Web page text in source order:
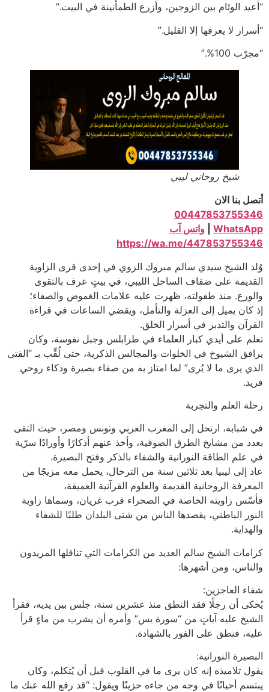
“أعيد الوئام بين الزوجين، وأزرع الطمأنينة في البيت.”
“أسرار لا يعرفها إلا القليل.”
“مجرّب 100%.”
شيخ روحاني ليبي
أتصل بنا الان
00447853755346
WhatsApp
واتس آب
https://wa.me/447853755346
وُلد الشيخ سيدي سالم مبروك الزوي في إحدى قرى الزاوية
القديمة على ضفاف الساحل الليبي، في بيتٍ عرف بالتقوى
والورع. منذ طفولته، ظهرت عليه علامات الغموض والصفاء؛
إذ كان يميل إلى العزلة والتأمل، ويقضي الساعات في قراءة
القرآن والتدبر في أسرار الخلق.
تعلم على أيدي كبار العلماء في طرابلس وجبل نفوسة، وكان
يرافق الشيوخ في الخلوات والمجالس الذكرية، حتى لُقِّب بـ “الفتى
الذي يرى ما لا يُرى” لما امتاز به من صفاء بصيرة وذكاء روحي
فريد.
رحلة العلم والتجربة
في شبابه، ارتحل إلى المغرب العربي وتونس ومصر، حيث التقى
بعدد من مشايخ الطرق الصوفية، وأخذ عنهم أذكارًا وأورادًا سرّية
في علم الطاقة النورانية والشفاء بالذكر وفتح البصيرة.
عاد إلى ليبيا بعد ثلاثين سنة من الترحال، يحمل معه مزيجًا من
المعرفة الروحانية القديمة والعلوم القرآنية العميقة،
فأسّس زاويته الخاصة في الصحراء قرب غريان، وسماها زاوية
النور الباطني، يقصدها الناس من شتى البلدان طلبًا للشفاء
والهداية.
كرامات الشيخ سالم العديد من الكرامات التي تناقلها المريدون
والناس، ومن أشهرها:
شفاء العاجزين:
يُحكى أن رجلًا فقد النطق منذ عشرين سنة، جلس بين يديه، فقرأ
الشيخ عليه آياتٍ من “سورة يس” وأمره أن يشرب من ماءٍ قرأ
عليه، فنطق على الفور بالشهادة.
البصيرة النورانية:
يقول تلاميذه إنه كان يرى ما في القلوب قبل أن يُتكلم، وكان
يبتسم أحيانًا في وجه من جاءه حزينًا ويقول: “قد رفع الله عنك ما